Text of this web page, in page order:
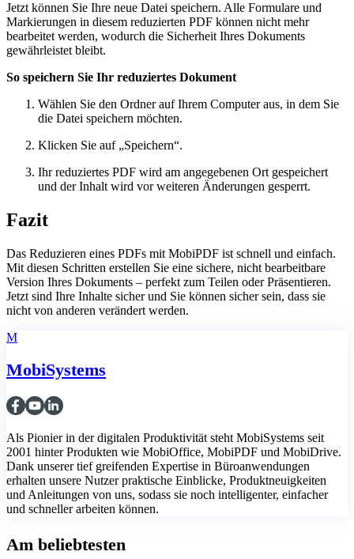
Jetzt können Sie Ihre neue Datei speichern. Alle Formulare und
Markierungen in diesem reduzierten PDF können nicht mehr
bearbeitet werden, wodurch die Sicherheit Ihres Dokuments
gewährleistet bleibt.
So speichern Sie Ihr reduziertes Dokument
Wählen Sie den Ordner auf Ihrem Computer aus, in dem Sie
die Datei speichern möchten.
Klicken Sie auf „Speichern“.
Ihr reduziertes PDF wird am angegebenen Ort gespeichert
und der Inhalt wird vor weiteren Änderungen gesperrt.
Fazit
Das Reduzieren eines PDFs mit MobiPDF ist schnell und einfach.
Mit diesen Schritten erstellen Sie eine sichere, nicht bearbeitbare
Version Ihres Dokuments – perfekt zum Teilen oder Präsentieren.
Jetzt sind Ihre Inhalte sicher und Sie können sicher sein, dass sie
nicht von anderen verändert werden.
M
MobiSystems
Als Pionier in der digitalen Produktivität steht MobiSystems seit
2001 hinter Produkten wie MobiOffice, MobiPDF und MobiDrive.
Dank unserer tief greifenden Expertise in Büroanwendungen
erhalten unsere Nutzer praktische Einblicke, Produktneuigkeiten
und Anleitungen von uns, sodass sie noch intelligenter, einfacher
und schneller arbeiten können.
Am beliebtesten